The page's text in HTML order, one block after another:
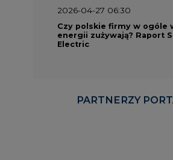
2026-04-27 06:30
Czy polskie firmy w ogóle
energii zużywają? Raport
Electric
PARTNERZY